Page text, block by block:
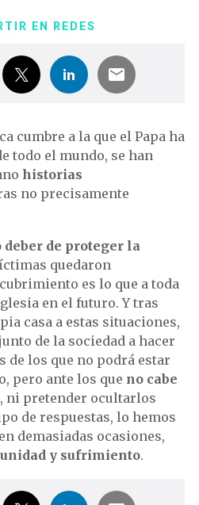
EN REDES
cumbre a la que el Papa ha
todo el mundo, se han
historias
no precisamente
de proteger la
quedaron
es lo que a toda
en el futuro. Y tras
casa a estas situaciones,
de la sociedad a hacer
de los que no podrá estar
pero ante los que no cabe
, ni pretender ocultarlos
de respuestas, lo hemos
demasiadas ocasiones,
y sufrimiento.